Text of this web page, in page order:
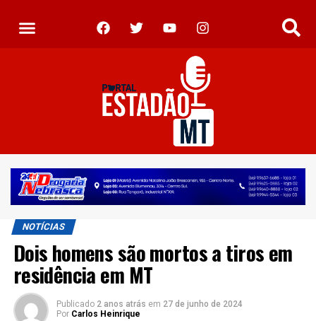
NOTÍCIAS
Dois homens são mortos a tiros em
residência em MT
Publicado 2 anos atrás em 27 de junho de 2024
Por Carlos Heinrique